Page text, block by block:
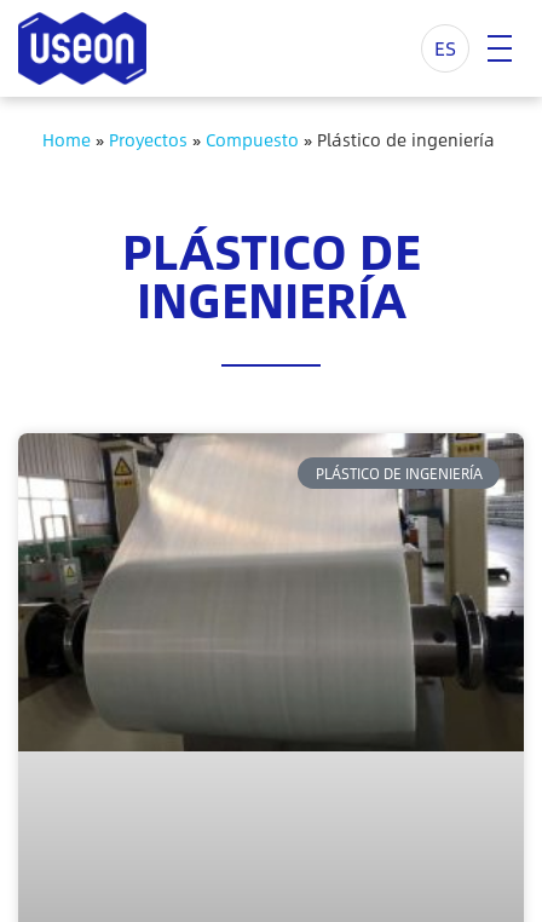
ES
Home» Proyectos » Compuesto » Plástico de ingeniería
PLÁSTICO DE
INGENIERÍA
PLÁSTICO DE INGENIERÍA